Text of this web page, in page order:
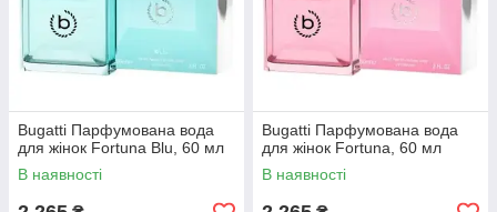
Bugatti Парфумована вода
для жінок Fortuna Blu, 60 мл
В наявності
Bugatti Парфумована вода
для жінок Fortuna, 60 мл
В наявності